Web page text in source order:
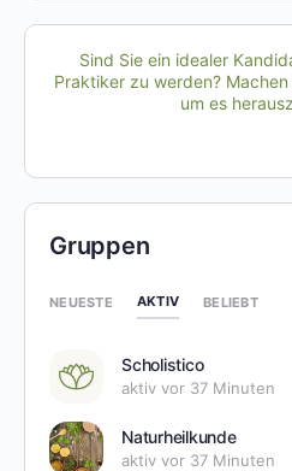
Sind Sie ein idealer
Praktiker zu werden?
um es
Gruppen
NEUESTE AKTIV BELIEBT
Scholistico
aktiv vor 37 Minuten
Naturheilkunde
aktiv vor 37 Minuten